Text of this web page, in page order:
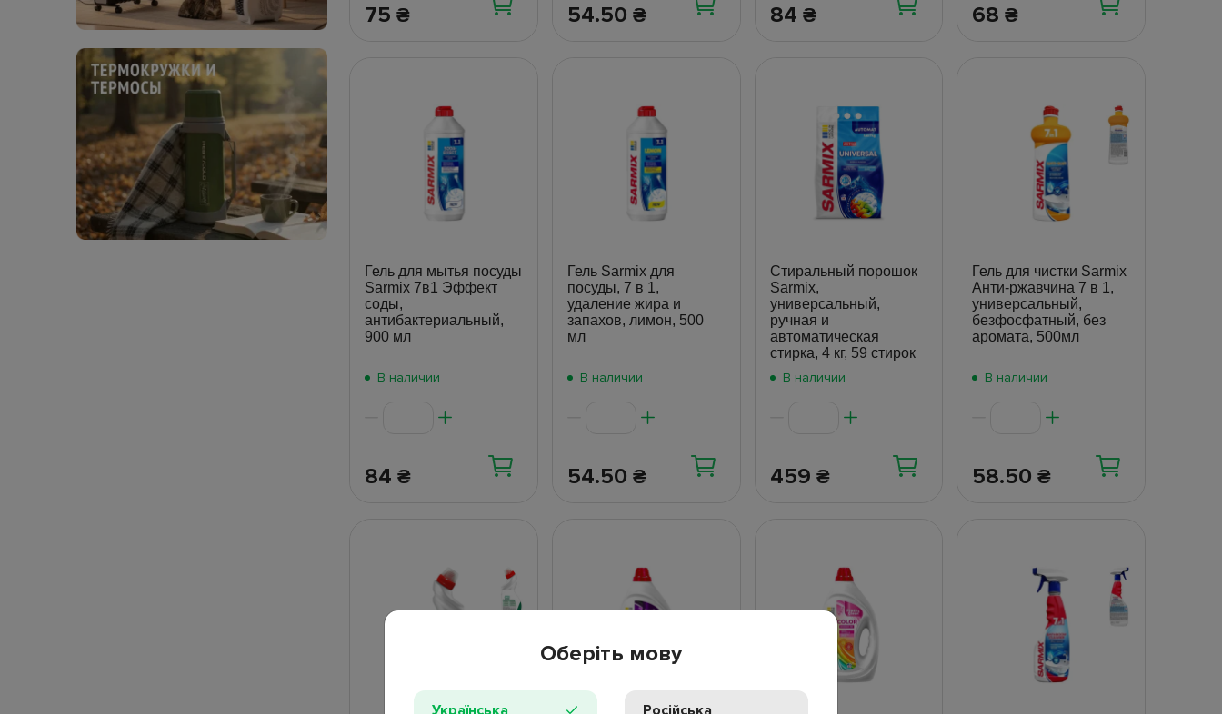
75 ₴ 54.50 ₴ 84 ₴ 68₴
Гель для мытья посуды
Sarmix 7в1 Эффект
соды,
антибактериальный,
900 мл
В наличии
84 ₴
Гель Sarmix для
посуды, 7 в 1,
удаление жира и
запахов, лимон, 500
мл
В наличии
54.50 ₴
Стиральный порошок
Sarmix,
универсальный,
ручная и
автоматическая
стирка, 4 кг, 59 стирок
В наличии
459 ₴
Гель для чистки Sarmix
Анти-ржавчина 7 в 1,
универсальный,
безфосфатный, без
аромата, 500мл
В наличии
58.50₴
Оберіть мову
Українська Російська